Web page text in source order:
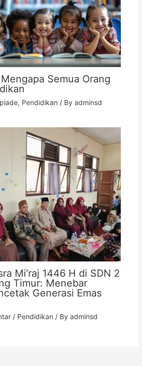
Semua Orang
, Pendidikan / By adminsd
Mi’raj 1446 H di SDN 2
Timur: Menebar
Generasi Emas
/ Pendidikan / By adminsd